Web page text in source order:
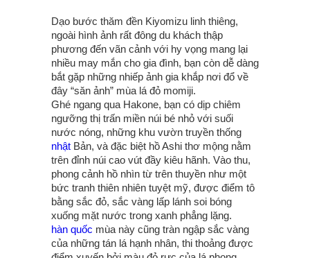
Dạo bước thăm đền Kiyomizu linh thiêng,
ngoài hình ảnh rất đông du khách thập
phương đến vãn cảnh với hy vọng mang lại
nhiều may mắn cho gia đình, bạn còn dễ dàng
bắt gặp những nhiếp ảnh gia khắp nơi đổ về
đây “săn ảnh” mùa lá đỏ momiji.
Ghé ngang qua Hakone, bạn có dịp chiêm
ngưỡng thị trấn miền núi bé nhỏ với suối
nước nóng, những khu vườn truyền thống
nhật Bản, và đặc biệt hồ Ashi thơ mộng nằm
trên đỉnh núi cao vút đầy kiêu hãnh. Vào thu,
phong cảnh hồ nhìn từ trên thuyền như một
bức tranh thiên nhiên tuyệt mỹ, được điểm tô
bằng sắc đỏ, sắc vàng lấp lánh soi bóng
xuống mặt nước trong xanh phẳng lặng.
hàn quốc mùa này cũng tràn ngập sắc vàng
của những tán lá hạnh nhân, thi thoảng được